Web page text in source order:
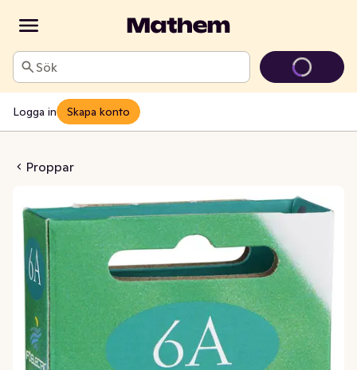
Sök
Logga in Skapa konto
Proppar
ECO 500/6A